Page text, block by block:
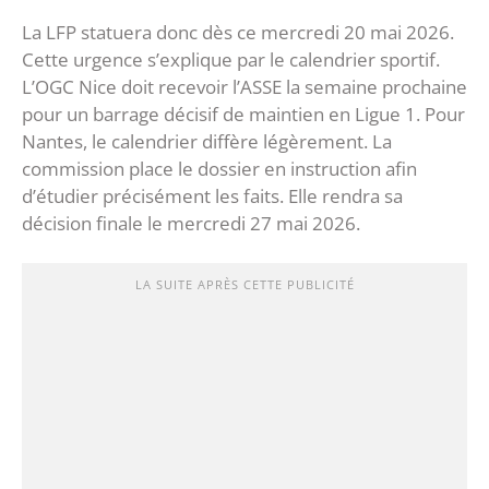
La LFP statuera donc dès ce mercredi 20 mai 2026.
Cette urgence s’explique par le calendrier sportif.
L’OGC Nice doit recevoir l’ASSE la semaine prochaine
pour un barrage décisif de maintien en Ligue 1. Pour
Nantes, le calendrier diffère légèrement. La
commission place le dossier en instruction afin
d’étudier précisément les faits. Elle rendra sa
décision finale le mercredi 27 mai 2026.
LA SUITE APRÈS CETTE PUBLICITÉ